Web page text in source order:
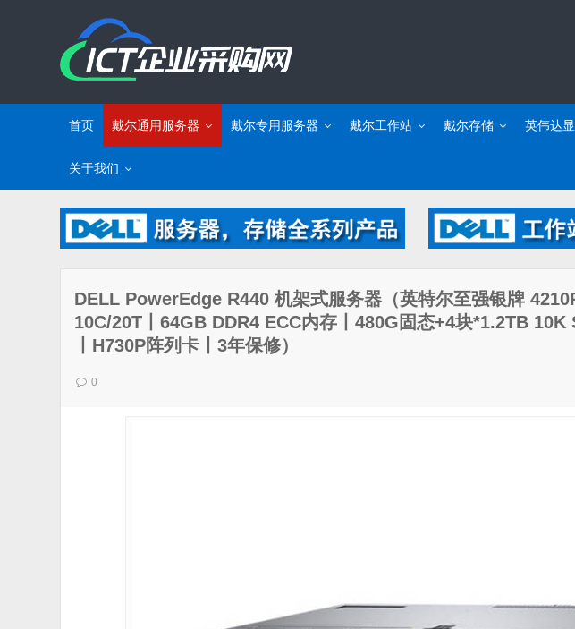
首页 戴尔通用服务器 戴尔专用服务器 戴尔工作站 戴尔存储 英伟达
关于我们
DELL PowerEdge R440 机架式服务器（英特尔至强银牌
10C/20T丨64GB DDR4 ECC内存丨480G固态+4块*1.2TB 10K
丨H730P阵列卡丨3年保修）
0